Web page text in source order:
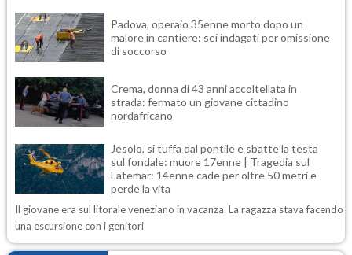
Padova, operaio 35enne morto dopo un
malore in cantiere: sei indagati per omissione
di soccorso
Crema, donna di 43 anni accoltellata in
strada: fermato un giovane cittadino
nordafricano
Jesolo, si tuffa dal pontile e sbatte la testa
sul fondale: muore 17enne | Tragedia sul
Latemar: 14enne cade per oltre 50 metri e
perde la vita
Il giovane era sul litorale veneziano in vacanza. La ragazza stava facendo
una escursione con i genitori